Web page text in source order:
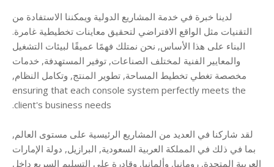
لدينا خبرة في خدمة المشاريع الدولية ويمكننا الاستفادة من
التقنيات مثل الواقع الافتراضي لتحقيق معاينات تخطيطية غامرة.
البناء على هذا الأساس, نحن نمتلك فهمًا عميقًا لبيئات التشغيل
والمعايير الفنية لمختلف الصناعات, توفير المستهدفة, خدمات
مخصصة تغطي تخطيط المساحة, تطوير المنتج, وتكامل النظام,
ensuring that each console system perfectly meets the
client's business needs
.
لقد شاركنا في العديد من المشاريع الرئيسية على مستوى العالم,
بما في ذلك في المملكة العربية السعودية, البرازيل, دولة الإمارات
العربية المتحدة, رومانيا, وألمانيا, وقادرة على التسليم السريع داخل